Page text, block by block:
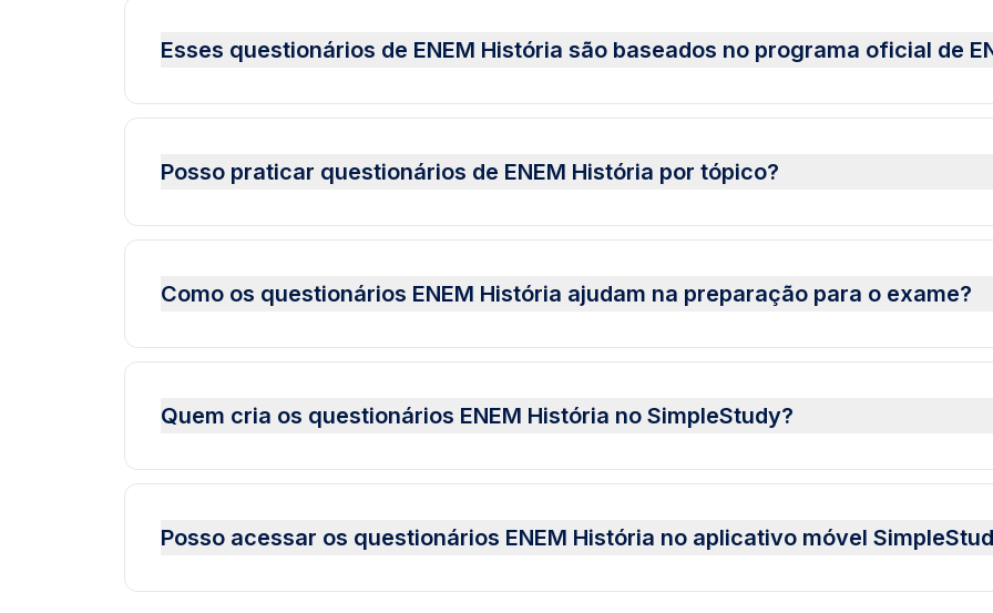
Esses questionários de ENEM História são baseados no programa oficial de
Posso praticar questionários de ENEM História por tópico?
Como os questionários ENEM História ajudam na preparação para o exame?
Quem cria os questionários ENEM História no SimpleStudy?
Posso acessar os questionários ENEM História no aplicativo móvel